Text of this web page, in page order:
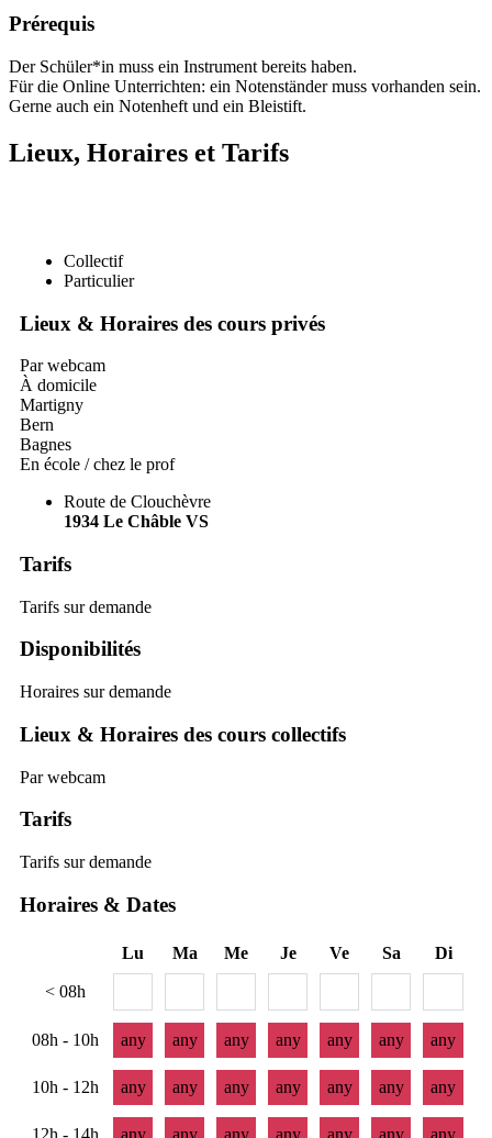
Prérequis
Der Schüler*in muss ein Instrument bereits haben.
Für die Online Unterrichten: ein Notenständer muss vorhanden sein.
Gerne auch ein Notenheft und ein Bleistift.
Lieux, Horaires et Tarifs
Collectif
Particulier
Lieux & Horaires des cours privés
Par webcam
À domicile
Martigny
Bern
Bagnes
En école / chez le prof
Route de Clouchèvre
1934 Le Châble VS
Tarifs
Tarifs sur demande
Disponibilités
Horaires sur demande
Lieux & Horaires des cours collectifs
Par webcam
Tarifs
Tarifs sur demande
Horaires & Dates
Lu Ma Me Je Ve Sa Di
< 08h
08h - 10h any any any any any any any
10h - 12h any any any any any any any